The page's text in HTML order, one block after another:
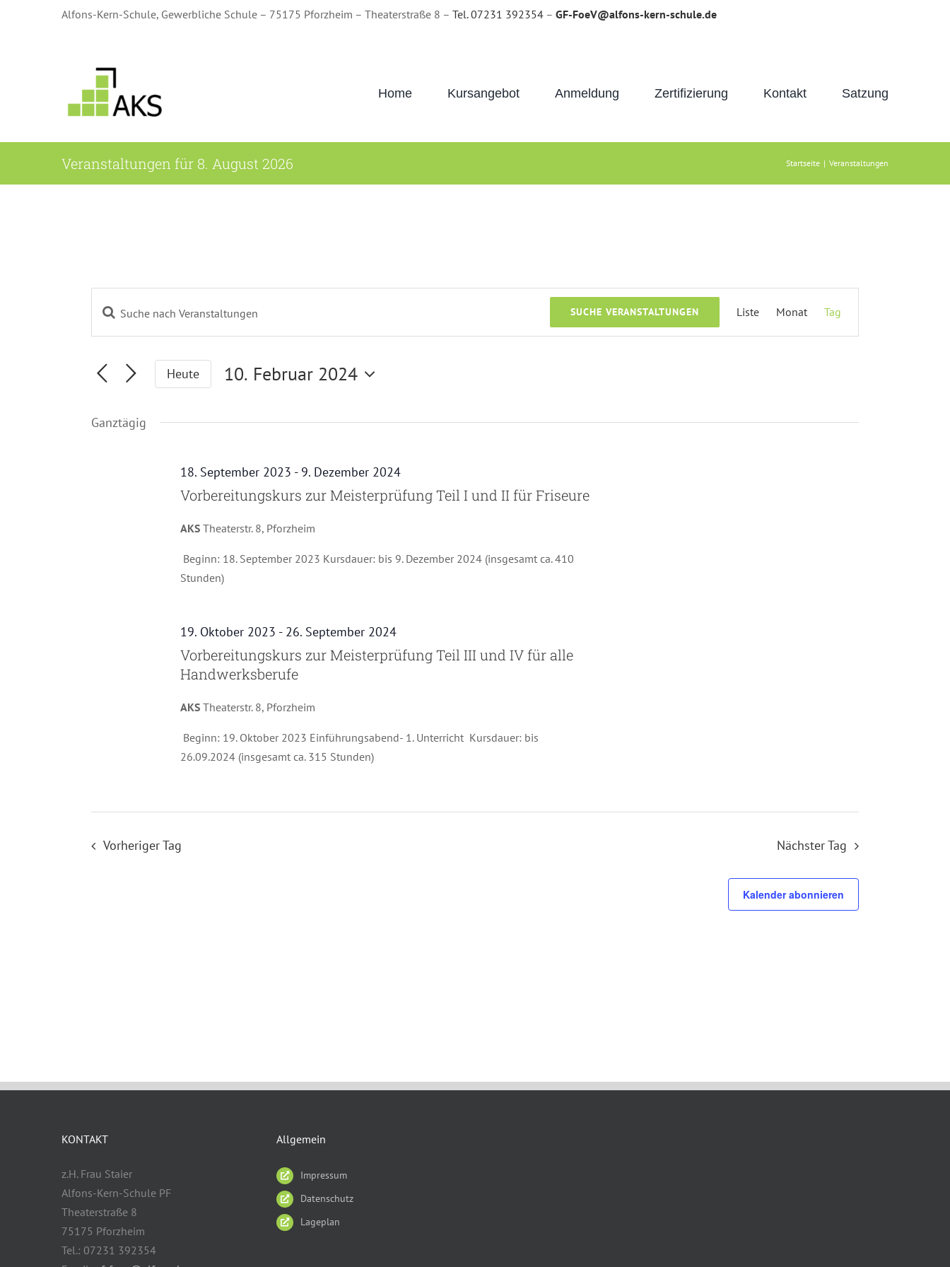
Alfons-Kern-Schule, Gewerbliche Schule – 75175 Pforzheim – Theaterstraße 8 – Tel. 07231 392354– GF-FoeV@alfons-kern-schule.de
Home Kursangebot Anmeldung Zertifizierung Kontakt Satzung
Veranstaltungen für 8. August 2026 Startseite | Veranstaltungen
Veranstaltungen
Suche
und
Ansichten,
Bitte
Suche
nach
Schlüsselwort.
SUCHE VERANSTALTUNGEN
Ansichten-
Navigation
Liste Monat Tag
Heute
10. Februar 2024
Ganztägig
18. September 2023 - 9. Dezember 2024
Vorbereitungskurs zur Meisterprüfung Teil I und II für Friseure
AKS Theaterstr. 8, Pforzheim
Beginn: 18. September 2023 Kursdauer: bis 9. Dezember 2024 (insgesamt ca. 410
Stunden)
19. Oktober 2023 - 26. September 2024
Vorbereitungskurs zur Meisterprüfung Teil III und IV für alle
Handwerksberufe
AKS Theaterstr. 8, Pforzheim
Beginn: 19. Oktober 2023 Einführungsabend- 1. Unterricht Kursdauer: bis
26.09.2024 (insgesamt ca. 315 Stunden)
Vorheriger Tag Nächster Tag
Kalender abonnieren
KONTAKT
z.H. Frau Staier
Alfons-Kern-Schule PF
Theaterstraße 8
75175 Pforzheim
Tel.: 07231 392354
Allgemein
Impressum
Datenschutz
Lageplan